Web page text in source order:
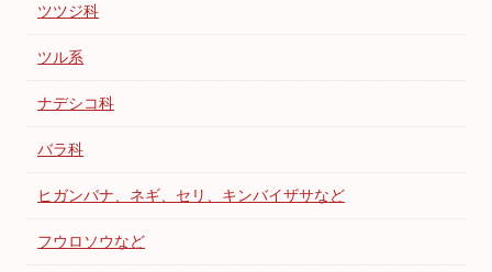
ツツジ科
ツル系
ナデシコ科
バラ科
ヒガンバナ、ネギ、セリ、キンバイザサなど
フウロソウなど